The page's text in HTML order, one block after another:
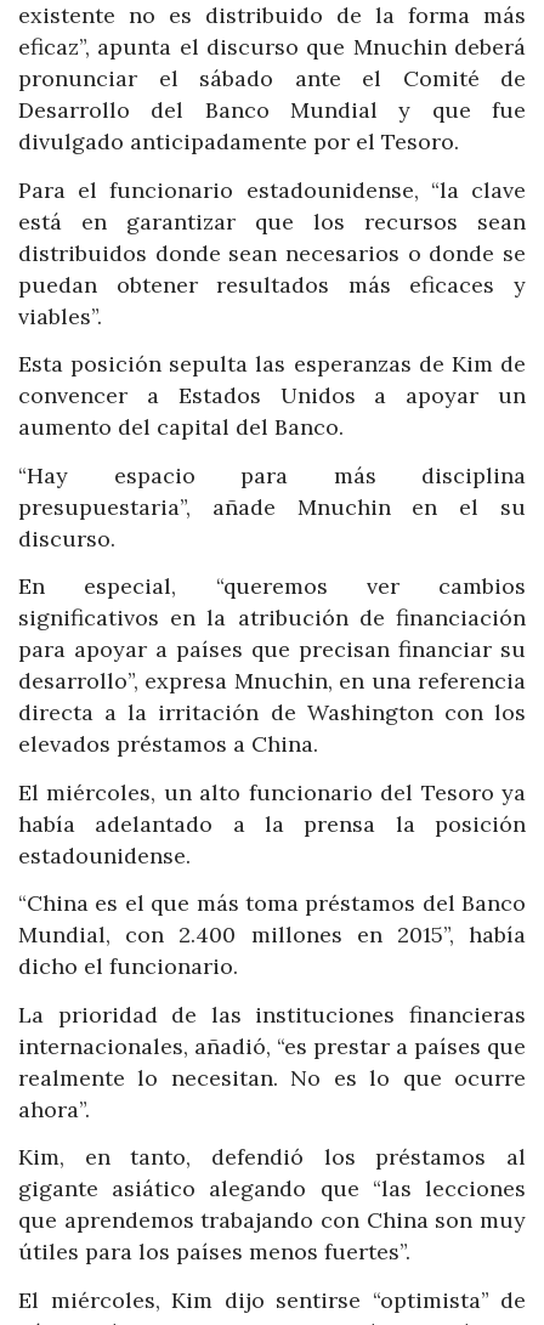
existente no es distribuido de la forma más
eficaz”, apunta el discurso que Mnuchin deberá
pronunciar el sábado ante el Comité de
Desarrollo del Banco Mundial y que fue
divulgado anticipadamente por el Tesoro.
Para el funcionario estadounidense, “la clave
está en garantizar que los recursos sean
distribuidos donde sean necesarios o donde se
puedan obtener resultados más eficaces y
viables”.
Esta posición sepulta las esperanzas de Kim de
convencer a Estados Unidos a apoyar un
aumento del capital del Banco.
“Hay espacio para más disciplina
presupuestaria”, añade Mnuchin en el su
discurso.
En especial, “queremos ver cambios
significativos en la atribución de financiación
para apoyar a países que precisan financiar su
desarrollo”, expresa Mnuchin, en una referencia
directa a la irritación de Washington con los
elevados préstamos a China.
El miércoles, un alto funcionario del Tesoro ya
había adelantado a la prensa la posición
estadounidense.
“China es el que más toma préstamos del Banco
Mundial, con 2.400 millones en 2015”, había
dicho el funcionario.
La prioridad de las instituciones financieras
internacionales, añadió, “es prestar a países que
realmente lo necesitan. No es lo que ocurre
ahora”.
Kim, en tanto, defendió los préstamos al
gigante asiático alegando que “las lecciones
que aprendemos trabajando con China son muy
útiles para los países menos fuertes”.
El miércoles, Kim dijo sentirse “optimista” de